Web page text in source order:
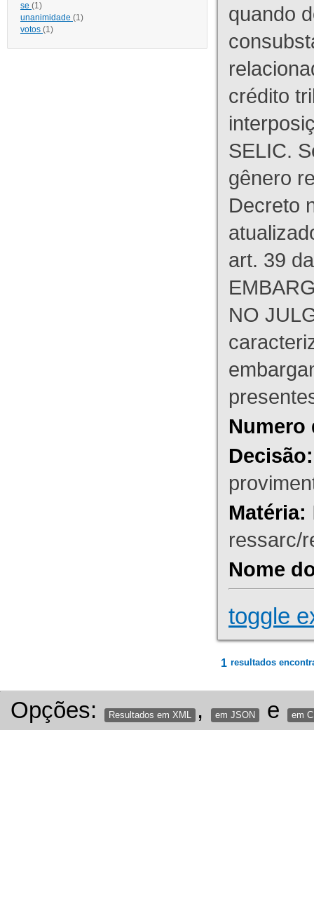
se (1)
unanimidade (1)
votos (1)
quando
crédito
SELIC.
gênero
Decreto
art. 39
NO
Numero
Decisão:
Matéria:
ressarc/
Nome
toggle
1 resultados
Opções: Resultados em XML , em JSON e em